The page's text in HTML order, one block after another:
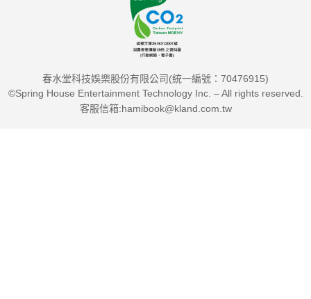
春水堂科技娛樂股份有限公司(統一編號：70476915)
©Spring House Entertainment Technology Inc. – All rights reserved.
客服信箱:hamibook@kland.com.tw